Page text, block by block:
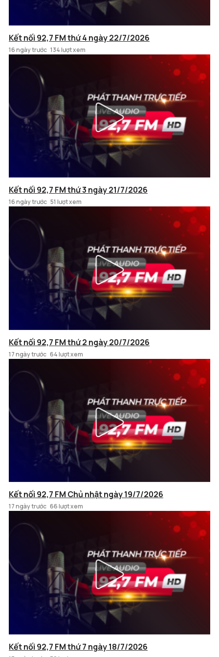
Kết nối 92,7 FM thứ 4 ngày 22/7/2026
16 ngày trước 134 lượt xem
Kết nối 92,7 FM thứ 3 ngày 21/7/2026
16 ngày trước 51 lượt xem
Kết nối 92,7 FM thứ 2 ngày 20/7/2026
17 ngày trước 64 lượt xem
Kết nối 92,7 FM Chủ nhật ngày 19/7/2026
17 ngày trước 66 lượt xem
Kết nối 92,7 FM thứ 7 ngày 18/7/2026